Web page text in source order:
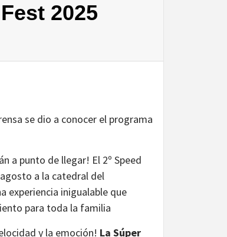
2025
se dio a conocer el programa
a punto de llegar! El 2º Speed
a la catedral del
experiencia inigualable que
para toda la familia
y la emoción! La Súper